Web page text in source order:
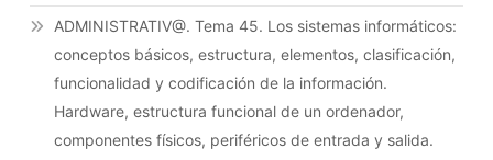
ADMINISTRATIV@. Tema 45. Los sistemas informáticos:
conceptos básicos, estructura, elementos, clasificación,
funcionalidad y codificación de la información.
Hardware, estructura funcional de un ordenador,
componentes físicos, periféricos de entrada y salida.